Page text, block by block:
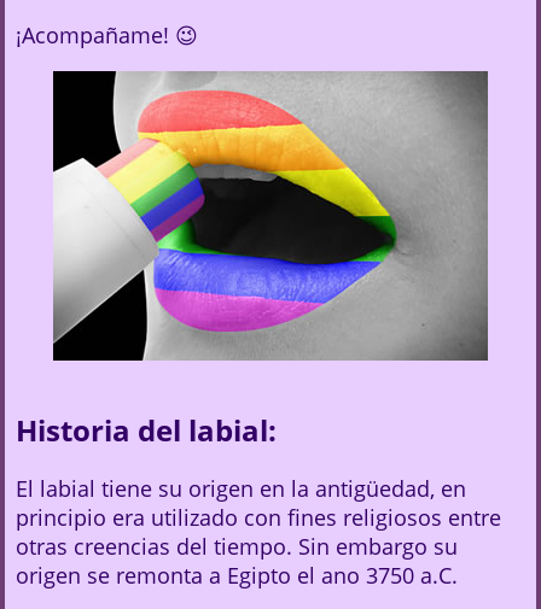
¡Acompañame! 😉
Historia del labial:
El labial tiene su origen en la antigüedad, en
principio era utilizado con fines religiosos entre
otras creencias del tiempo. Sin embargo su
origen se remonta a Egipto el ano 3750 a.C.